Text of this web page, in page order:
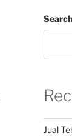
Search
Jual